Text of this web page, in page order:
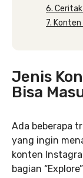
6.
7.
Jenis
Bisa
Ada beberapa
yang ingin
konten
bagian